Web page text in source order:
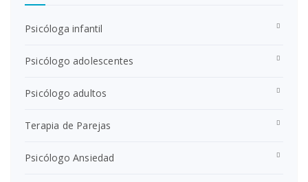
Psicóloga infantil
Psicólogo adolescentes
Psicólogo adultos
Terapia de Parejas
Psicólogo Ansiedad